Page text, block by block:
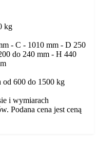
kg
- C - 1010 mm - D 250
do 240 mm - H 440
od 600 do 1500 kg
i wymiarach
Podana cena jest ceną